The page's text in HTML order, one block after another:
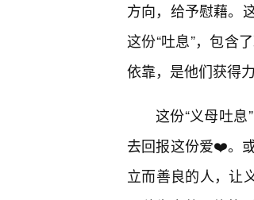
方向，给予慰藉。
这份“吐息”，包含
依靠，是他们获得
这份“义母吐
去回报这份爱❤️。
立而善良的人，让